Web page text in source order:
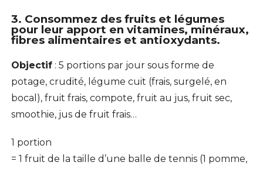
3. Consommez des fruits et légumes
pour leur apport en vitamines, minéraux,
fibres alimentaires et antioxydants.
Objectif: 5 portions par jour sous forme de
potage, crudité, légume cuit (frais, surgelé, en
bocal), fruit frais, compote, fruit au jus, fruit sec,
smoothie, jus de fruit frais…
1 portion
= 1 fruit de la taille d’une balle de tennis (1 pomme,